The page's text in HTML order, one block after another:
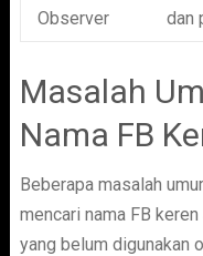
Observer
dan
Masalah
Nama FB
Beberapa masalah
mencari nama FB
yang belum digunakan